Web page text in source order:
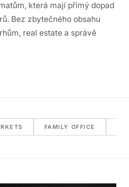
která mají přímý dopad
Bez zbytečného obsahu
real estate a správě
FAMILY OFFICE